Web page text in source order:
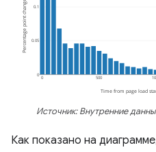
Источник: Внутренние
Как показано на